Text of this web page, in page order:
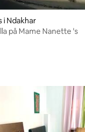
betyg, 6
i Ndakhar
på Mame Nanette 's